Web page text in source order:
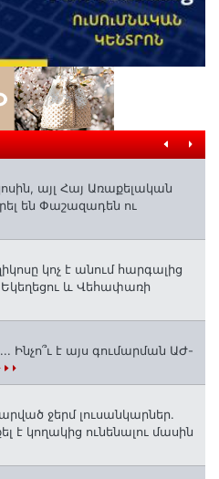
այլ Հայ Առաքելական
են Փաշազադեն ու
կոչ է անում հարգալից
Եկեղեցու և Վեհափառի
Ինչո՞ւ է այս գումարման ԱԺ-
ջերմ լուսանկարներ.
է կողակից ունենալու մասին